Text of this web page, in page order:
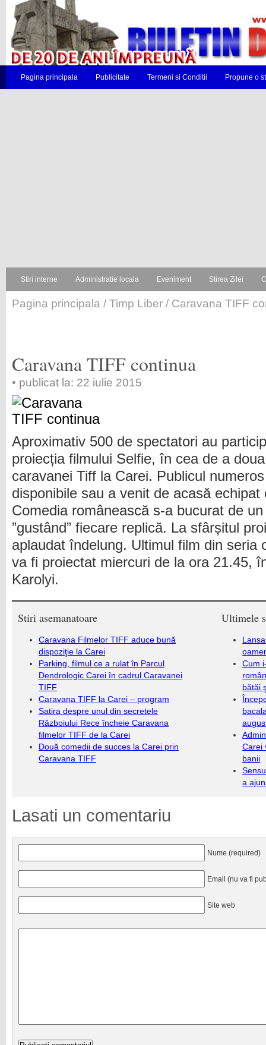
Pagina principala Publicitate Termeni si Conditii Propune o
Stiri interne Administratie locala Eveniment Stirea Zilei
Pagina principala / Timp Liber / Caravana TIFF
Caravana TIFF continua
• publicat la: 22 iulie 2015
Aproximativ 500 de spectatori au
proiecția filmului Selfie, în cea de a
caravanei Tiff la Carei. Publicul
disponibile sau a venit de acasă
Comedia românească s-a bucurat de
”gustând” fiecare replică. La sfârșitul
aplaudat îndelung. Ultimul film din seria
va fi proiectat miercuri de la ora 21.45,
Karolyi.
Stiri asemanatoare
Caravana Filmelor TIFF aduce bună
dispoziţie la Carei
Parking, filmul ce a rulat în Parcul
Dendrologic Carei în cadrul Caravanei
TIFF
Caravana TIFF la Carei – program
Satira despre unul din secretele
Războiului Rece încheie Caravana
filmelor TIFF de la Carei
Două comedii de succes la Carei prin
Caravana TIFF
Ultimele
Cum
bătăi
Carei
banii
a
Lasati un comentariu
Nume (required)
Email (nu va fi
Site web